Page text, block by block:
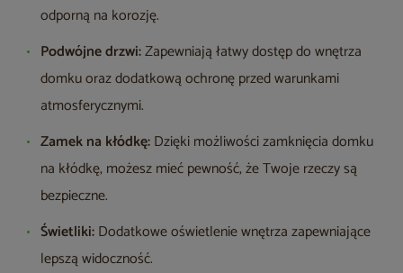
odporną na korozję.
Podwójne drzwi:Zapewniają łatwy dostęp do wnętrza
domku oraz dodatkową ochronę przed warunkami
atmosferycznymi.
Zamek na kłódkę:Dzięki możliwości zamknięcia domku
na kłódkę, możesz mieć pewność, że Twoje rzeczy są
bezpieczne.
Świetliki:Dodatkowe oświetlenie wnętrza zapewniające
lepszą widoczność.